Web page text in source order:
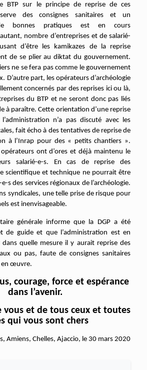
BTP sur le principe de reprise de ces
des consignes sanitaires et un
bonnes pratiques est en cours
nombre d’entreprises et de salarié-
d’être les kamikazes de la reprise
de se plier au diktat du gouvernement.
ne se fera pas comme le gouvernement
D’autre part, les opérateurs d’archéologie
concernés par des reprises ici ou là,
du BTP et ne seront donc pas liés
à paraître. Cette orientation d’une reprise
n’a pas discuté avec les
fait écho à des tentatives de reprise de
à l’Inrap pour des « petits chantiers ».
ont d’ores et déjà maintenu le
salarié-e-s. En cas de reprise des
scientifique et technique ne pourrait être
s des services régionaux de l’archéologie.
syndicales, une telle prise de risque pour
est inenvisageable.
générale informe que la DGP a été
de guide et que l’administration est en
quelle mesure il y aurait reprise des
ou pas, faute de consignes sanitaires
en œuvre.
courage, force et espérance
dans l’avenir.
vous et de tous ceux et toutes
qui vous sont chers
Amiens, Chelles, Ajaccio, le 30 mars 2020